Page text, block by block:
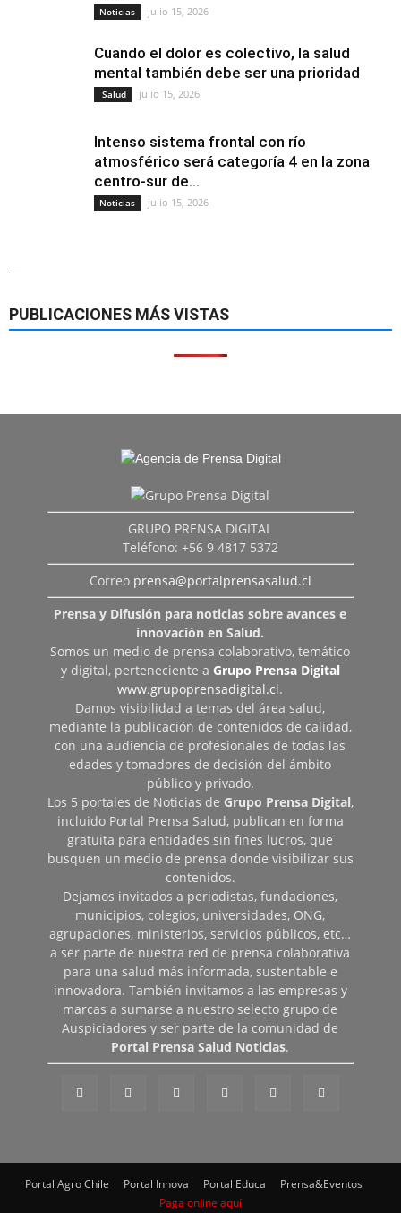
Noticias julio 15, 2026
Cuando el dolor es colectivo, la salud
mental también debe ser una prioridad
Salud julio 15, 2026
Intenso sistema frontal con río
atmosférico será categoría 4 en la zona
centro-sur de...
Noticias julio 15, 2026
—
PUBLICACIONES MÁS VISTAS
GRUPO PRENSA DIGITAL
Teléfono: +56 9 4817 5372
Correo prensa@portalprensasalud.cl
Prensa y Difusión para noticias sobre avances e
innovación en Salud.
Somos un medio de prensa colaborativo, temático
y digital, perteneciente a Grupo Prensa Digital
www.grupoprensadigital.cl.
Damos visibilidad a temas del área salud,
mediante la publicación de contenidos de calidad,
con una audiencia de profesionales de todas las
edades y tomadores de decisión del ámbito
público y privado.
Los 5 portales de Noticias de Grupo Prensa Digital,
incluido Portal Prensa Salud, publican en forma
gratuita para entidades sin fines lucros, que
busquen un medio de prensa donde visibilizar sus
contenidos.
Dejamos invitados a periodistas, fundaciones,
municipios, colegios, universidades, ONG,
agrupaciones, ministerios, servicios públicos, etc…
a ser parte de nuestra red de prensa colaborativa
para una salud más informada, sustentable e
innovadora. También invitamos a las empresas y
marcas a sumarse a nuestro selecto grupo de
Auspiciadores y ser parte de la comunidad de
Portal Prensa Salud Noticias.
Portal Agro Chile Portal Innova Portal Educa
Prensa&Eventos
Paga online aquí